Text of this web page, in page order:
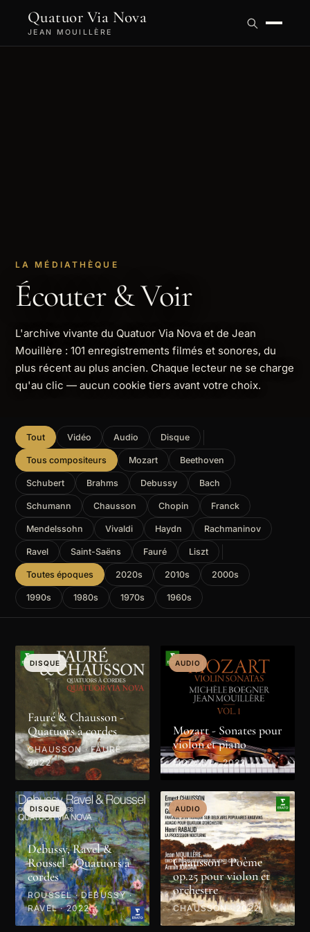
Quatuor Via Nova
JEAN MOUILLÈRE
LA MÉDIATHÈQUE
Écouter & Voir
L'archive vivante du Quatuor Via Nova et de Jean
Mouillère : 101 enregistrements filmés et sonores, du
plus récent au plus ancien. Chaque lecteur ne se charge
qu'au clic — aucun cookie tiers avant votre choix.
Tout Vidéo Audio Disque
Tous compositeurs Mozart Beethoven
Schubert Brahms Debussy Bach
Schumann Chausson Chopin Franck
Mendelssohn Vivaldi Haydn Rachmaninov
Ravel Saint-Saëns Fauré Liszt
Toutes époques 2020s 2010s 2000s
1990s 1980s 1970s 1960s
DISQUE
Fauré & Chausson -
Quatuors à cordes
CHAUSSON · FAURÉ ·
2022
AUDIO
Mozart - Sonates pour
violon et piano
MOZART · 2022
DISQUE
Debussy, Ravel &
Roussel - Quatuors à
cordes
ROUSSEL · DEBUSSY ·
RAVEL · 2022
AUDIO
Chausson - Poème
op.25 pour violon et
orchestre
CHAUSSON · 2022